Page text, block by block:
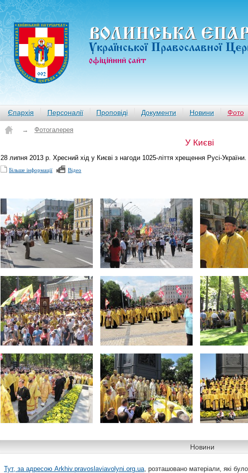
ВОЛИНСЬКА
Української Православної
офiцiйний сайт
Єпархія Персоналії Проповіді Документи Новини Фото
→ Фотогалерея
У Києві
28 липня 2013 р. Хресний хід у Києві з нагоди 1025-ліття хрещення Русі-
Більше інформації Відео
Новини
Тут, за адресою Arkhiv.pravoslaviavolyni.org.ua, розташовано матеріали, які